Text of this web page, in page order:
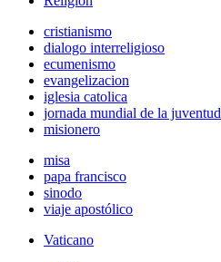
cristianismo
dialogo interreligioso
ecumenismo
evangelizacion
iglesia catolica
jornada mundial de la juventud
misionero
misa
papa francisco
sinodo
viaje apostólico
Vaticano